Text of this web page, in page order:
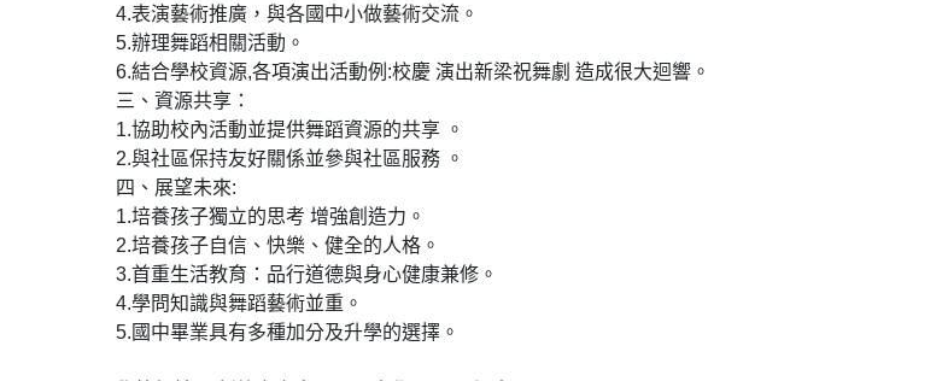
4.表演藝術推廣，與各國中小做藝術交流。
5.辦理舞蹈相關活動。
6.結合學校資源,各項演出活動例:校慶 演出新梁祝舞劇 造成很大迴響。
三、資源共享：
1.協助校內活動並提供舞蹈資源的共享 。
2.與社區保持友好關係並參與社區服務 。
四、展望未來:
1.培養孩子獨立的思考 增強創造力。
2.培養孩子自信、快樂、健全的人格。
3.首重生活教育：品行道德與身心健康兼修。
4.學問知識與舞蹈藝術並重。
5.國中畢業具有多種加分及升學的選擇。